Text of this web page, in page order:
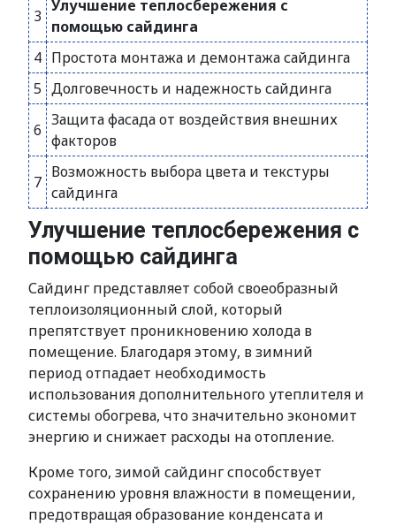
3
Улучшение теплосбережения с
помощью сайдинга
4 Простота монтажа и демонтажа сайдинга
5 Долговечность и надежность сайдинга
6
Защита фасада от воздействия внешних
факторов
7
Возможность выбора цвета и текстуры
сайдинга
Улучшение теплосбережения с
помощью сайдинга
Сайдинг представляет собой своеобразный
теплоизоляционный слой, который
препятствует проникновению холода в
помещение. Благодаря этому, в зимний
период отпадает необходимость
использования дополнительного утеплителя и
системы обогрева, что значительно экономит
энергию и снижает расходы на отопление.
Кроме того, зимой сайдинг способствует
сохранению уровня влажности в помещении,
предотвращая образование конденсата и